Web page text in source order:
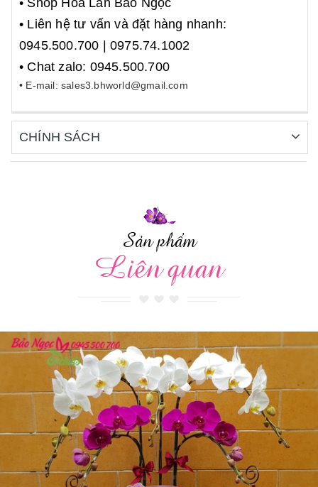
• Shop Hoa Lan Bảo Ngọc
• Liên hệ tư vấn và đặt hàng nhanh:
0945.500.700 | 0975.74.1002
• Chat zalo: 0945.500.700
• E-mail: sales3.bhworld@gmail.com
CHÍNH SÁCH
Sản phẩm
Liên quan